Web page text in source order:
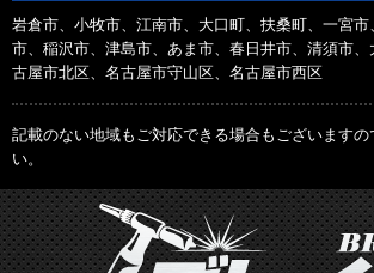
岩倉市、小牧市、江南市、大口町、扶桑町、一宮
市、稲沢市、津島市、あま市、春日井市、清須市、
古屋市北区、名古屋市守山区、名古屋市西区
記載のない地域もご対応できる場合もございますの
い。